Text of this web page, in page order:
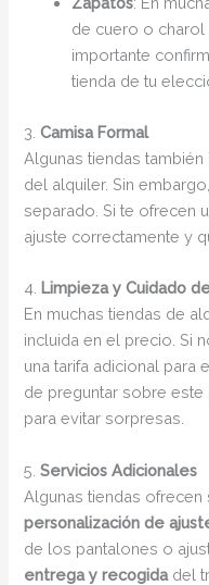
de cuero o charol
importante
tienda de tu
3.Camisa Formal
Algunas tiendas
del alquiler. Sin
separado. Si te ofrecen
ajuste correctamente y
4. Limpieza y Cuidado
En muchas tiendas de
incluida en el precio. Si
una tarifa adicional para
de preguntar sobre este
para evitar sorpresas.
5.Servicios Adicionales
Algunas tiendas
personalización de
de los pantalones o
entrega y recogidadel